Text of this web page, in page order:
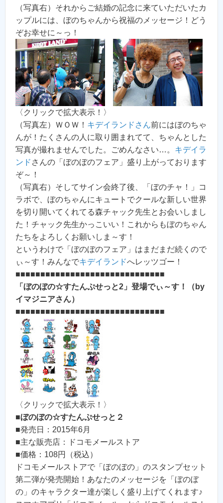
（写真右）それからご結婚の記念に来ていただいたカ
ップルには、ぼのちゃんから祝福のメッセージ！どう
ぞお幸せに～っ！
〈クリックで拡大表示！〉
（写真左）ＷＯＷ！ キデイランドさん前にはぼのちゃ
んが！たくさんの人に取り囲まれてて、ちゃんとした
写真が撮れませんでした。ごめんなさい…。 キデイラ
ンド さんの「ぼのぼのフェア」盛り上がっております
ぞ～！
（写真右）そしてサイン会終了後、「ぼのチャ！」コ
ラボで、ぼのちゃんにキュートでクールな新しい世界
を切り開いてくれてる森チャック先生とお会いしまし
た！チャック先生かっこいい！これからもぼのちゃん
たちをよろしくお願いしま～す！
というわけで「ぼのぼのフェア」はまだまだ続くので
ぃ～す！みんなでキデイランドへレッツゴー！
■■■■■■■■■■■■■■■■■■■■■■■■■■■■■■
「ぼのぼの☆すたんぷせっと2」登場でぃ～す！（by
イマジニアさん）
■■■■■■■■■■■■■■■■■■■■■■■■■■■■■■
〈クリックで拡大表示！〉
■ぼのぼの☆すたんぷせっと２
■発売日：2015年6月
■主な販売店：ドコモメールストア
■価格：108円（税込）
ドコモメールストアで「ぼのぼの」のスタンプセット
第二弾が発売開始！あなたのメッセージを「ぼのぼ
の」のキャラクター達が楽しく盛り上げてくれます♪